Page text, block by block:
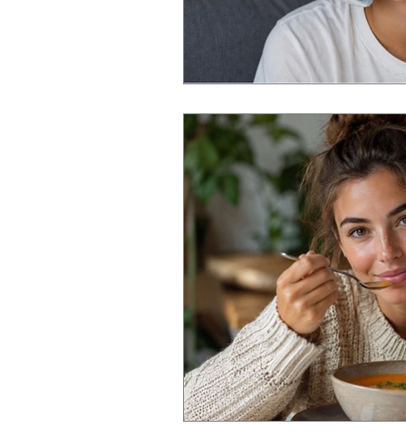
Rhinoplastie secondaire
cancer peau
full arch immediate loading